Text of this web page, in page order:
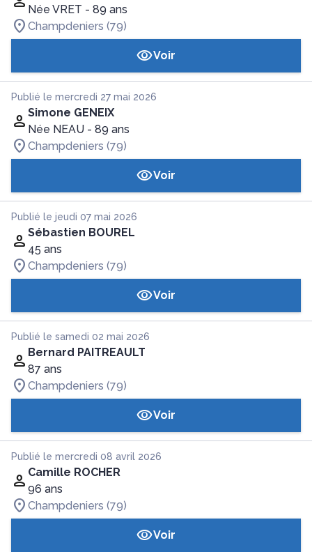
Née VRET - 89 ans
Champdeniers (79)
Voir
Publié le mercredi 27 mai 2026
Simone GENEIX
Née NEAU - 89 ans
Champdeniers (79)
Voir
Publié le jeudi 07 mai 2026
Sébastien BOUREL
45 ans
Champdeniers (79)
Voir
Publié le samedi 02 mai 2026
Bernard PAITREAULT
87 ans
Champdeniers (79)
Voir
Publié le mercredi 08 avril 2026
Camille ROCHER
96 ans
Champdeniers (79)
Voir